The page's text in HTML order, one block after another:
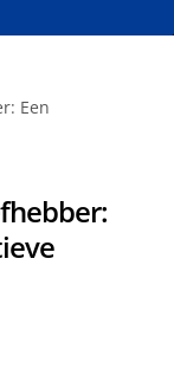
Een